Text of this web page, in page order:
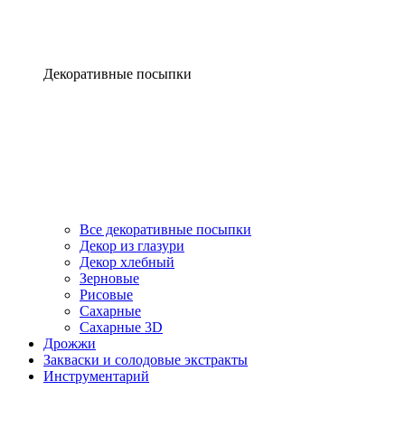
Декоративные посыпки
Все декоративные посыпки
Декор из глазури
Декор хлебный
Зерновые
Рисовые
Сахарные
Сахарные 3D
Дрожжи
Закваски и солодовые экстракты
Инструментарий